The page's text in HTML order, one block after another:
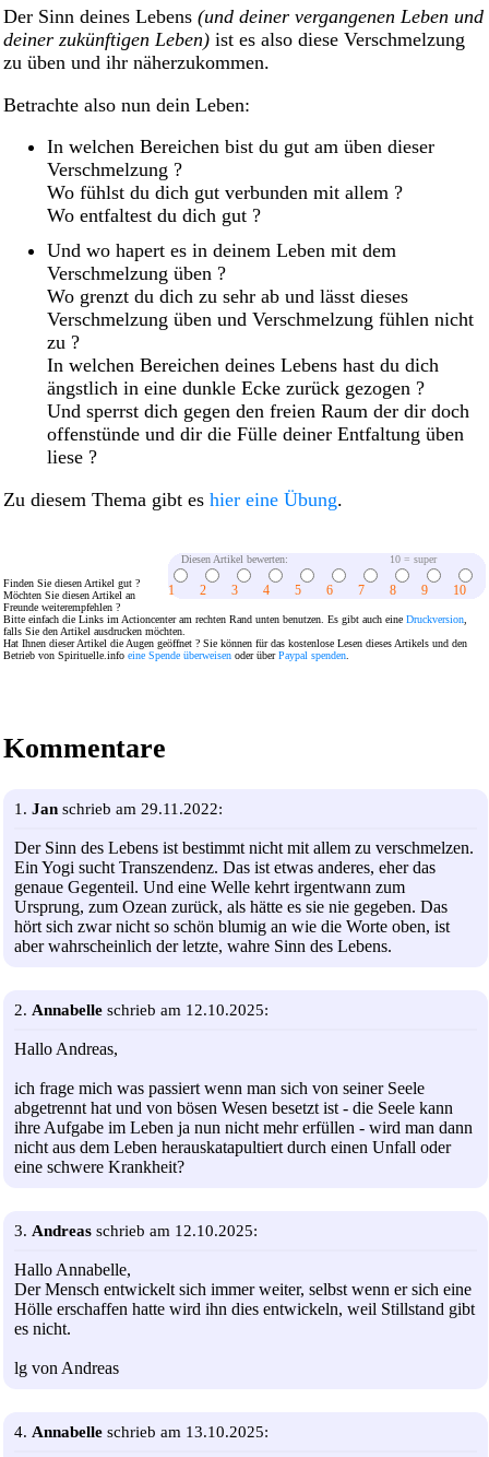
Der Sinn deines Lebens (und deiner vergangenen Leben und
deiner zukünftigen Leben) ist es also diese Verschmelzung
zu üben und ihr näherzukommen.
Betrachte also nun dein Leben:
In welchen Bereichen bist du gut am üben dieser
Verschmelzung ?
Wo fühlst du dich gut verbunden mit allem ?
Wo entfaltest du dich gut ?
Und wo hapert es in deinem Leben mit dem
Verschmelzung üben ?
Wo grenzt du dich zu sehr ab und lässt dieses
Verschmelzung üben und Verschmelzung fühlen nicht
zu ?
In welchen Bereichen deines Lebens hast du dich
ängstlich in eine dunkle Ecke zurück gezogen ?
Und sperrst dich gegen den freien Raum der dir doch
offenstünde und dir die Fülle deiner Entfaltung üben
liese ?
Zu diesem Thema gibt es hier eine Übung.
Diesen Artikel bewerten: 10 = super
1 2 3 4 5 6 7 8 9 10
Finden Sie diesen Artikel gut ?
Möchten Sie diesen Artikel an
Freunde weiterempfehlen ?
Bitte einfach die Links im Actioncenter am rechten Rand unten benutzen. Es gibt auch eine Druckversion,
falls Sie den Artikel ausdrucken möchten.
Hat Ihnen dieser Artikel die Augen geöffnet ? Sie können für das kostenlose Lesen dieses Artikels und den
Betrieb von Spirituelle.info eine Spende überweisen oder überPaypal spenden.
Kommentare
1. Jan schrieb am 29.11.2022:
Der Sinn des Lebens ist bestimmt nicht mit allem zu verschmelzen.
Ein Yogi sucht Transzendenz. Das ist etwas anderes, eher das
genaue Gegenteil. Und eine Welle kehrt irgentwann zum
Ursprung, zum Ozean zurück, als hätte es sie nie gegeben. Das
hört sich zwar nicht so schön blumig an wie die Worte oben, ist
aber wahrscheinlich der letzte, wahre Sinn des Lebens.
2. Annabelle schrieb am 12.10.2025:
Hallo Andreas,
ich frage mich was passiert wenn man sich von seiner Seele
abgetrennt hat und von bösen Wesen besetzt ist - die Seele kann
ihre Aufgabe im Leben ja nun nicht mehr erfüllen - wird man dann
nicht aus dem Leben herauskatapultiert durch einen Unfall oder
eine schwere Krankheit?
3. Andreas schrieb am 12.10.2025:
Hallo Annabelle,
Der Mensch entwickelt sich immer weiter, selbst wenn er sich eine
Hölle erschaffen hatte wird ihn dies entwickeln, weil Stillstand gibt
es nicht.
lg von Andreas
4. Annabelle schrieb am 13.10.2025: